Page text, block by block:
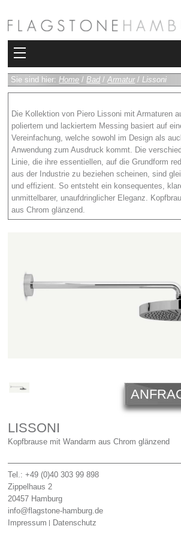
Kollektionen
Bad
Heizkörper
Fliesen
Sauna und Hamam
Kamin
Licht
Carl Hansen
Sie sind hier: Home / Bad /Armatur / Lissoni
Die Kollektion von Piero Lissoni mit Armaturen
poliertem und lackiertem Messing basiert auf
Vereinfachung, welche sowohl im Design als
Anwendung zum Ausdruck kommt. Die
Linie, die ihre essentiellen, auf die Grundform
aus der Industrie zu beziehen scheinen, sind
und effizient. So entsteht ein konsequentes,
unmittelbarer, unaufdringlicher Eleganz.
aus Chrom glänzend.
LISSONI
Kopfbrause mit Wandarm aus Chrom glänzend
Tel.: +49 (0)40 303 99 898
Zippelhaus 2
20457 Hamburg
info@flagstone-hamburg.de
Impressum
Datenschutz